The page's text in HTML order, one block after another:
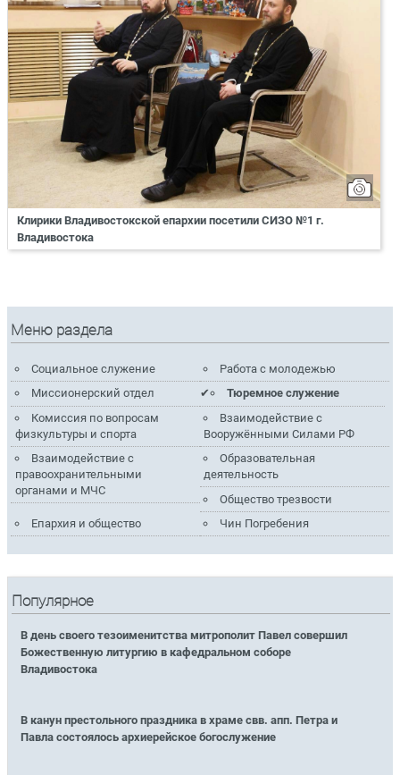
Клирики Владивостокской епархии посетили СИЗО №1 г.
Владивостока
Меню раздела
Социальное служение
Работа с молодежью
Миссионерский отдел
Тюремное служение
Комиссия по вопросам
физкультуры и спорта
Взаимодействие с
Вооружёнными Силами РФ
Взаимодействие с
правоохранительными
органами и МЧС
Образовательная
деятельность
Общество трезвости
Епархия и общество
Чин Погребения
Популярное
В день своего тезоименитства митрополит Павел совершил
Божественную литургию в кафедральном соборе
Владивостока
В канун престольного праздника в храме свв. апп. Петра и
Павла состоялось архиерейское богослужение